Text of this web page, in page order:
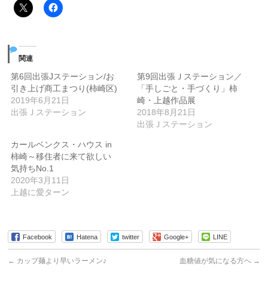
関連
第6回出張Jステーション/お
引き上げ商工まつり(柿崎区)
2019年6月21日
出張Ｊステーション
第9回出張Ｊステーション／
「手しごと・手づくり」柿
崎・上越作品展
2018年8月21日
出張Ｊステーション
カールベンクス・ハウス in
柿崎～移住者に来て欲しい
気持ちNo.1
2020年3月11日
上越に愛ターン
Facebook Hatena twitter Google+ LINE
← カップ麺より早いラーメン♪ 血糖値が気になる方へ →